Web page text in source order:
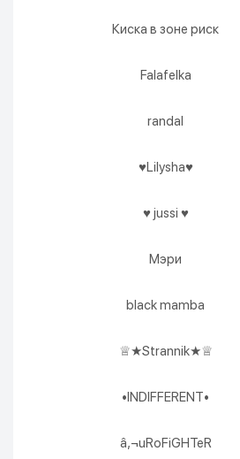
Киска в зоне риск
Falafelka
randal
♥Lilysha♥
♥ jussi ♥
Мэри
black mamba
♕★Strannik★♕
•INDIFFERENT•
â‚¬uRoFiGHTeR